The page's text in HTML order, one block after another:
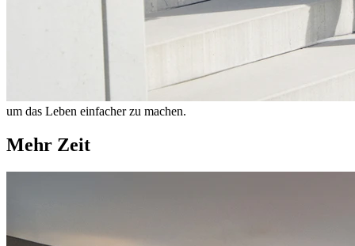
um das Leben einfacher zu machen.
Mehr Zeit